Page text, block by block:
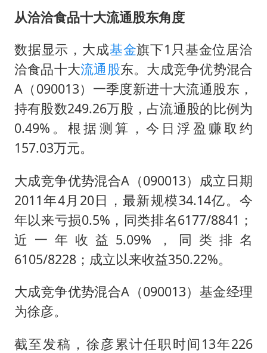
从洽洽食品十大流通股东角度
数据显示，大成基金旗下1只基金位居洽
洽食品十大流通股东。大成竞争优势混合
A（090013）一季度新进十大流通股东，
持有股数249.26万股，占流通股的比例为
0.49%。根据测算，今日浮盈赚取约
157.03万元。
大成竞争优势混合A（090013）成立日期
2011年4月20日，最新规模34.14亿。今
年以来亏损0.5%，同类排名6177/8841；
近一年收益5.09%，同类排名
6105/8228；成立以来收益350.22%。
大成竞争优势混合A（090013）基金经理
为徐彦。
截至发稿，徐彦累计任职时间13年226